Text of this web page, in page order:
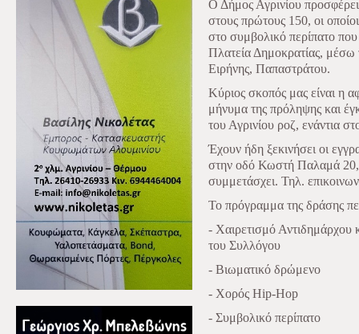
Ο Δήμος Αγρινίου
στους πρώτους 150, οι
στο συμβολικό περίπατο που
Πλατεία Δημοκρατίας,
Ειρήνης, Παπαστράτου.
Κύριος σκοπός μας είναι η
μήνυμα της πρόληψης και
του Αγρινίου ροζ, ενάντια
Έχουν ήδη ξεκινήσει οι
στην οδό Κωστή Παλαμά 20,
συμμετάσχει. Τηλ.
Το πρόγραμμα της δράσης
- Χαιρετισμό
του Συλλόγου
- Βιωματικό δρώμενο
- Χορός Hip-Hop
- Συμβολικό περίπατο